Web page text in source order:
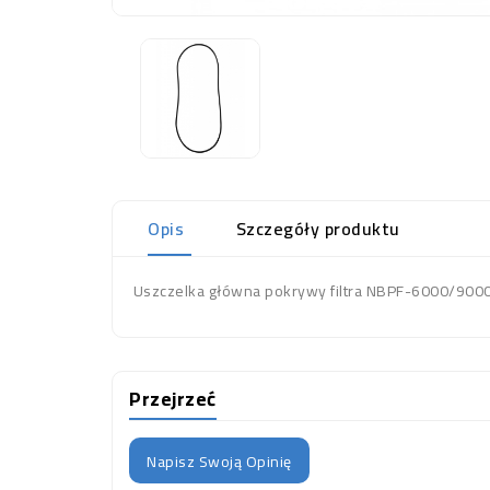
Opis Szczegóły produktu
Uszczelka główna pokrywy filtra NBPF-6000/
Przejrzeć
Napisz Swoją Opinię